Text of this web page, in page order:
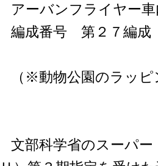
バンフライヤー車
２７編成（０
のラッピング
学省のスーパー・